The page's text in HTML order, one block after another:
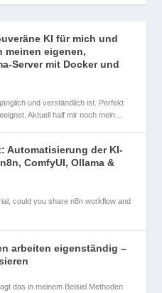
KI für mich und
meinen eigenen,
Server mit Docker und
und verständlich ist. Perfekt
Aktuell half mir noch mein…
Automatisierung der KI-
ComfyUI, Ollama &
could you share n8n workflow and
arbeiten eigenständig –
das in meinem Beisiel Methoden